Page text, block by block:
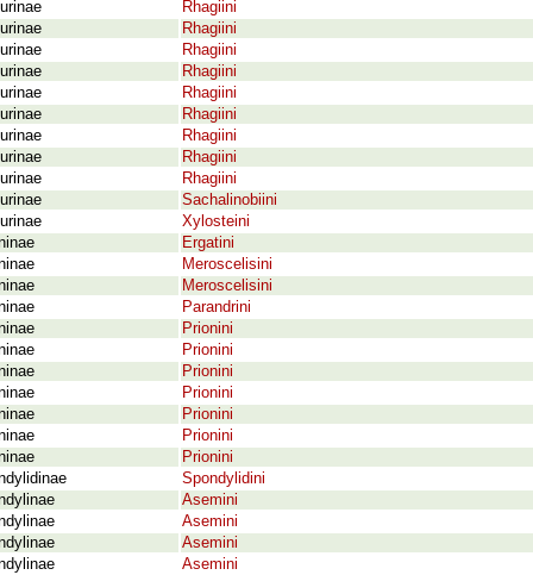
Rhagiini
Rhagiini
Rhagiini
Rhagiini
Rhagiini
Rhagiini
Rhagiini
Rhagiini
Rhagiini
Sachalinobiini
Xylosteini
Ergatini
Meroscelisini
Meroscelisini
Parandrini
Prionini
Prionini
Prionini
Prionini
Prionini
Prionini
Prionini
Spondylidini
Asemini
Asemini
Asemini
Asemini